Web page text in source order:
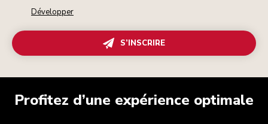
Développer
S’INSCRIRE
Profitez d’une expérience optimale